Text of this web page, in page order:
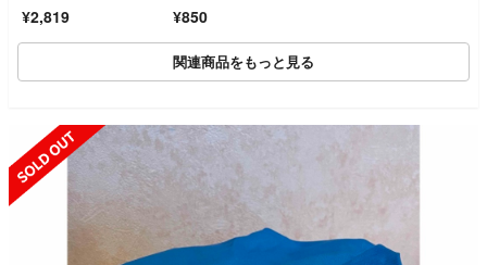
¥2,819 ¥850
関連商品をもっと見る
SOLD OUT